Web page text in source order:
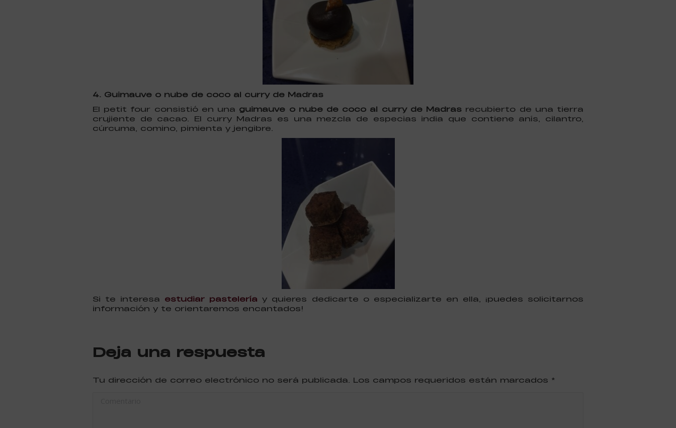
4. Guimauve o nube de coco al curry de Madras
El petit four consistió en una guimauve o nube de coco al curry de Madras recubierto de una tierra
crujiente de cacao. El curry Madras es una mezcla de especias india que contiene anís, cilantro,
cúrcuma, comino, pimienta y jengibre.
Si te interesa estudiar pastelería y quieres dedicarte o especializarte en ella, ¡puedes solicitarnos
información y te orientaremos encantados!
Deja una respuesta
Tu dirección de correo electrónico no será publicada. Los campos requeridos están marcados *